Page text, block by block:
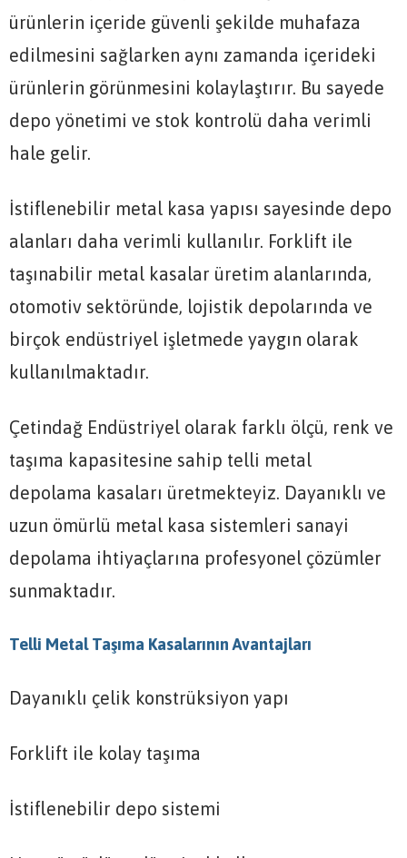
ürünlerin içeride güvenli şekilde muhafaza
edilmesini sağlarken aynı zamanda içerideki
ürünlerin görünmesini kolaylaştırır. Bu sayede
depo yönetimi ve stok kontrolü daha verimli
hale gelir.
İstiflenebilir metal kasa yapısı sayesinde depo
alanları daha verimli kullanılır. Forklift ile
taşınabilir metal kasalar üretim alanlarında,
otomotiv sektöründe, lojistik depolarında ve
birçok endüstriyel işletmede yaygın olarak
kullanılmaktadır.
Çetindağ Endüstriyel olarak farklı ölçü, renk ve
taşıma kapasitesine sahip telli metal
depolama kasaları üretmekteyiz. Dayanıklı ve
uzun ömürlü metal kasa sistemleri sanayi
depolama ihtiyaçlarına profesyonel çözümler
sunmaktadır.
Telli Metal Taşıma Kasalarının Avantajları
Dayanıklı çelik konstrüksiyon yapı
Forklift ile kolay taşıma
İstiflenebilir depo sistemi